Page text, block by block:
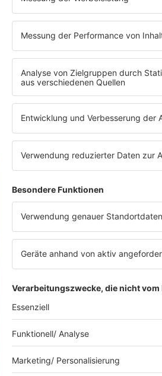
und lasst Euch mit Eurem
Hilfen mit ganz speziellen